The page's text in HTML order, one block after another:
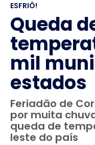
ESFRIÔ!
Queda
mil
estados
Feriadão de
por muita
queda de
leste do país